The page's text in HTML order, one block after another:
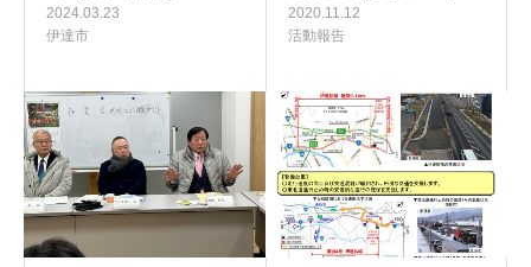
2024.03.23
伊達市
2020.11.12
活動報告